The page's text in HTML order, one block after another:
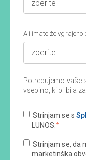
Ali imate že vgrajeno
Potrebujemo vaše
vsebino, ki bi bila
Strinjam se s
LUNOS. *
Strinjam se, da
marketinška